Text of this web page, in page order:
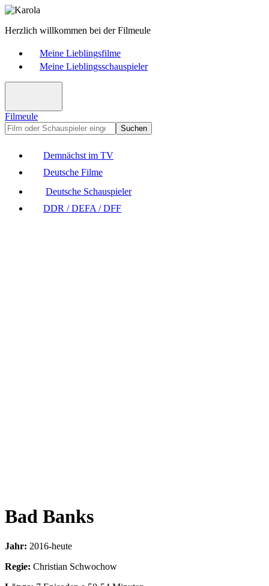
Herzlich willkommen bei der Filmeule
Meine Lieblingsfilme
Meine Lieblingsschauspieler
Filmeule
Suchen
Demnächst im TV
Deutsche Filme
Deutsche Schauspieler
DDR / DEFA / DFF
Bad Banks
Jahr: 2016-heute
Regie: Christian Schwochow